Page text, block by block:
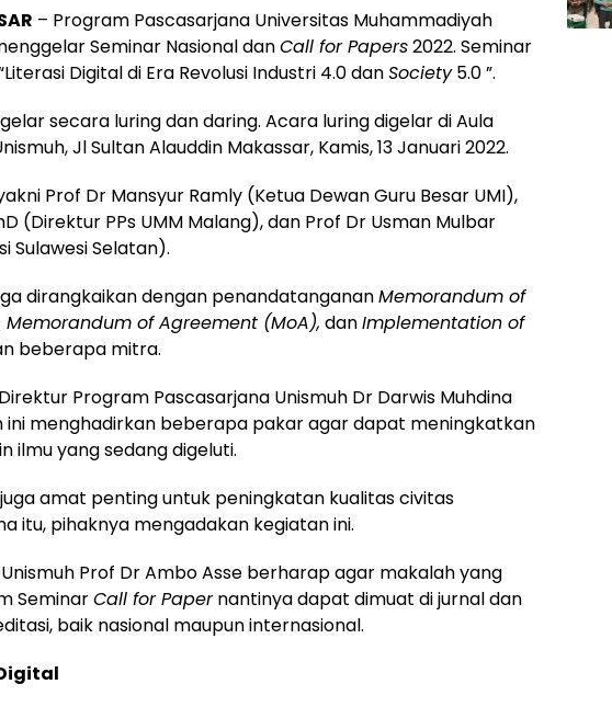
– Program Pascasarjana Universitas Muhammadiyah
Seminar Nasional danCall for Papers2022. Seminar
Digital di Era Revolusi Industri 4.0 danSociety5.0 ”.
secara luring dan daring. Acara luring digelar di Aula
Jl Sultan Alauddin Makassar, Kamis, 13 Januari 2022.
Prof Dr Mansyur Ramly (Ketua Dewan Guru Besar UMI),
(Direktur PPs UMM Malang), dan Prof Dr Usman Mulbar
Sulawesi Selatan).
dirangkaikan dengan penandatangananMemorandum of
of Agreement (MoA), danImplementation of
beberapa mitra.
Program Pascasarjana Unismuh Dr Darwis Muhdina
ini menghadirkan beberapa pakar agar dapat meningkatkan
ilmu yang sedang digeluti.
juga amat penting untuk peningkatan kualitas civitas
itu, pihaknya mengadakan kegiatan ini.
Prof Dr Ambo Asse berharap agar makalah yang
SeminarCall for Papernantinya dapat dimuat di jurnal dan
baik nasional maupun internasional.